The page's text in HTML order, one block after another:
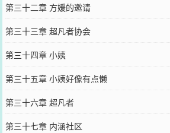
第三十二章 方媛的邀请
第三十三章 超凡者协会
第三十四章 小姨
第三十五章 小姨好像有点懒
第三十六章 超凡者
第三十七章 内涵社区